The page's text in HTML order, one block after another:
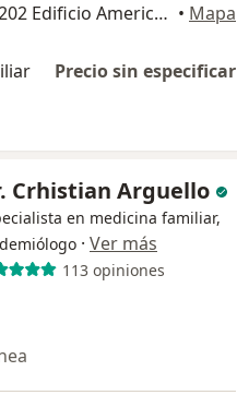
Cra 4 # 12-47 Cons. 202 Edificio America, Ibagué • Mapa
Precio sin especificar
Crhistian Arguello
en medicina familiar,
· Ver más
113 opiniones